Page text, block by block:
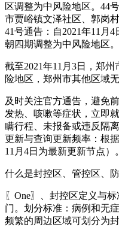
区调整为中风险地区。44
市贾峪镇文泽社区、郭岗
41号通告：自2021年11月
朝四期调整为中风险地区。
截至2021年11月3日，郑
险地区，郑州市其他区域
及时关注官方通告，避免
发热、咳嗽等症状，立即
瞒行程、未报备或违反隔
更新与查询更新频率：根
11月4日为最新更新节点）。
什么是封控区、管控区、
〖One〗、封控区定义与
门。划分标准：病例和无
频繁的周边区域可划分为封